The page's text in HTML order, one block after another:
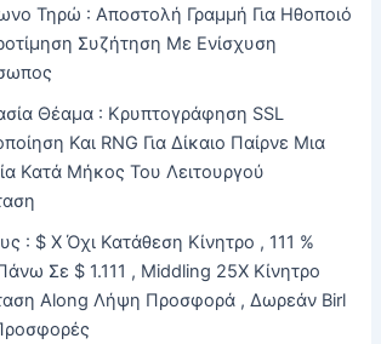
Τηρώ : Αποστολή Γραμμή Για Ηθοποιό
Συζήτηση Με Ενίσχυση
Θέαμα : Κρυπτογράφηση SSL
Και RNG Για Δίκαιο Παίρνε Μια
Κατά Μήκος Του Λειτουργού
: $ X Όχι Κατάθεση Κίνητρο , 111 %
Σε $ 1.111 , Middling 25X Κίνητρο
Along Λήψη Προσφορά , Δωρεάν Birl